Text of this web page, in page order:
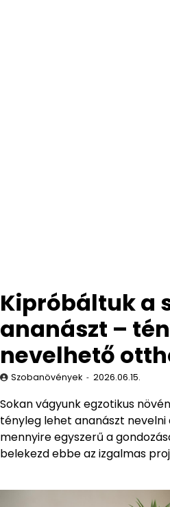
Kipróbáltuk a
ananászt –
nevelhető
Szobanövények 2026.06.15.
Sokan vágyunk egzotikus
tényleg lehet ananászt nevelni
mennyire egyszerű a
belekezd ebbe az izgalmas